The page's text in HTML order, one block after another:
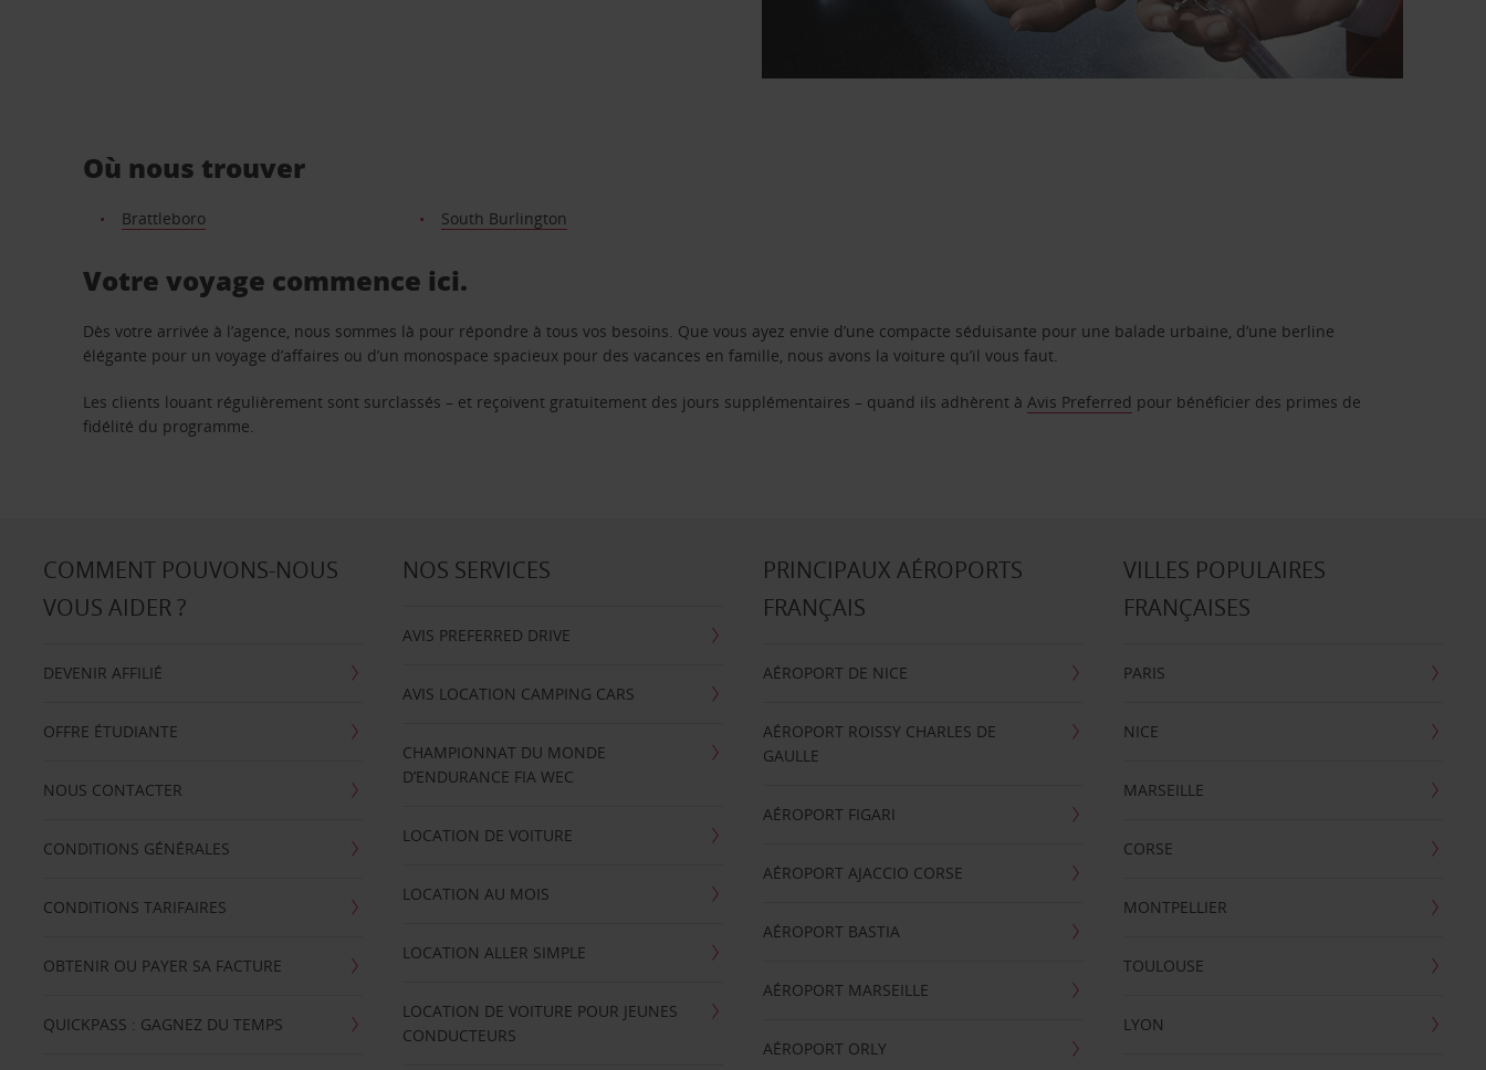
Où nous trouver
Brattleboro South Burlington
Votre voyage commence ici.
Dès votre arrivée à l’agence, nous sommes là pour répondre à tous vos besoins. Que vous ayez envie d’une compacte séduisante pour une balade urbaine, d’une berline
élégante pour un voyage d’affaires ou d’un monospace spacieux pour des vacances en famille, nous avons la voiture qu’il vous faut.
Les clients louant régulièrement sont surclassés – et reçoivent gratuitement des jours supplémentaires – quand ils adhèrent àAvis Preferred pour bénéficier des primes de
fidélité du programme.
COMMENT POUVONS-NOUS
VOUS AIDER ?
DEVENIR AFFILIÉ
OFFRE ÉTUDIANTE
NOUS CONTACTER
CONDITIONS GÉNÉRALES
CONDITIONS TARIFAIRES
OBTENIR OU PAYER SA FACTURE
QUICKPASS : GAGNEZ DU TEMPS
NOS SERVICES
AVIS PREFERRED DRIVE
AVIS LOCATION CAMPING CARS
CHAMPIONNAT DU MONDE
D’ENDURANCE FIA WEC
LOCATION DE VOITURE
LOCATION AU MOIS
LOCATION ALLER SIMPLE
LOCATION DE VOITURE POUR JEUNES
CONDUCTEURS
PRINCIPAUX AÉROPORTS
FRANÇAIS
AÉROPORT DE NICE
AÉROPORT ROISSY CHARLES DE
GAULLE
AÉROPORT FIGARI
AÉROPORT AJACCIO CORSE
AÉROPORT BASTIA
AÉROPORT MARSEILLE
AÉROPORT ORLY
VILLES POPULAIRES
FRANÇAISES
PARIS
NICE
MARSEILLE
CORSE
MONTPELLIER
TOULOUSE
LYON